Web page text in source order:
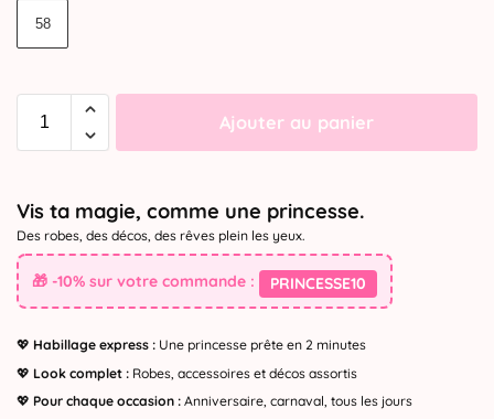
58
Ajouter au panier
Vis ta magie, comme une princesse.
Des robes, des décos, des rêves plein les yeux.
🎁 -10% sur votre commande : PRINCESSE10
💖 Habillage express : Une princesse prête en 2 minutes
💖 Look complet : Robes, accessoires et décos assortis
💖 Pour chaque occasion : Anniversaire, carnaval, tous les jours